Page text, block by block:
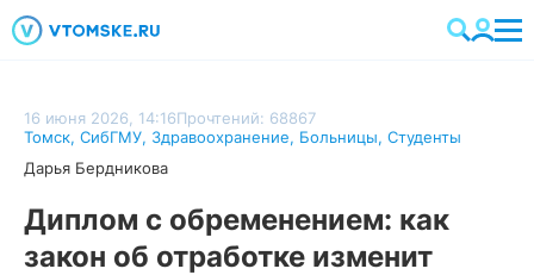
16 июня 2026, 14:16Прочтений: 68867
Томск, СибГМУ, Здравоохранение, Больницы, Студенты
Дарья Бердникова
Диплом с обременением: как
закон об отработке изменит